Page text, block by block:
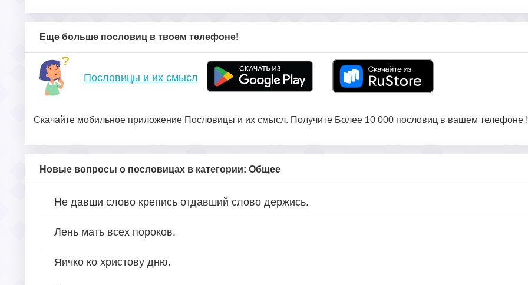
Еще больше пословиц в твоем телефоне!
Пословицы и их смысл
Скачайте мобильное приложение Пословицы и их смысл. Получите Более 10 000 пословиц в вашем телефоне !
Новые вопросы о пословицах в категории: Общее
Не давши слово крепись отдавший слово держись.
Лень мать всех пороков.
Яичко ко христову дню.